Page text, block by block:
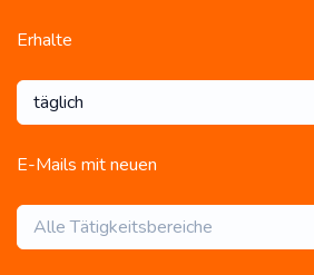
Erhalte
täglich
E-Mails mit neuen
Alle Tätigkeitsbereiche